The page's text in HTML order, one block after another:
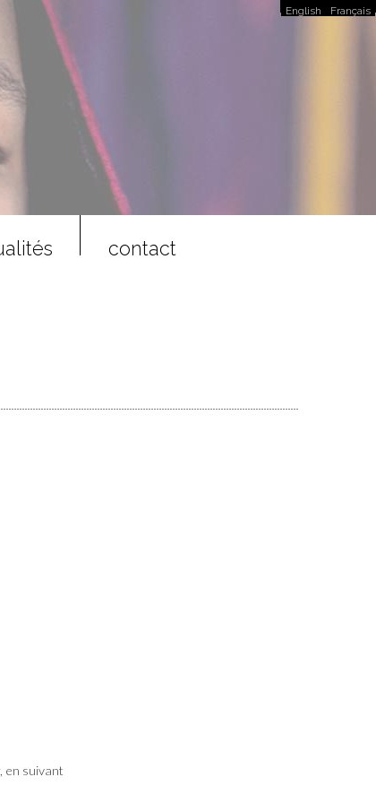
English Français
contact
en suivant